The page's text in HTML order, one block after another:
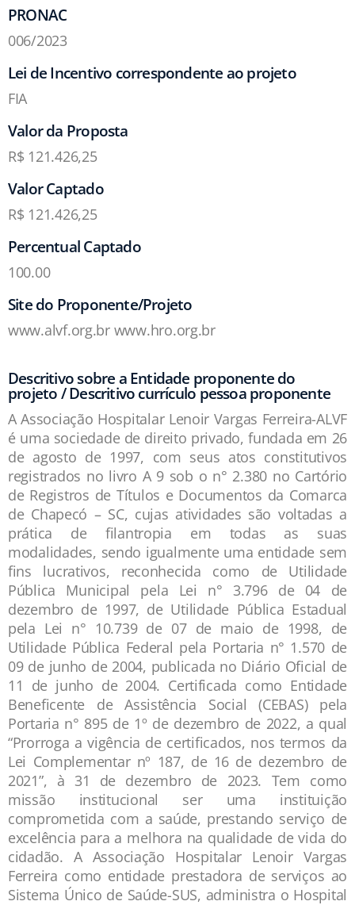
PRONAC
006/2023
Lei de Incentivo correspondente ao projeto
FIA
Valor da Proposta
R$ 121.426,25
Valor Captado
R$ 121.426,25
Percentual Captado
100.00
Site do Proponente/Projeto
www.alvf.org.br www.hro.org.br
Descritivo sobre a Entidade proponente do
projeto / Descritivo currículo pessoa proponente
A Associação Hospitalar Lenoir Vargas Ferreira-ALVF
é uma sociedade de direito privado, fundada em 26
de agosto de 1997, com seus atos constitutivos
registrados no livro A 9 sob o n° 2.380 no Cartório
de Registros de Títulos e Documentos da Comarca
de Chapecó – SC, cujas atividades são voltadas a
prática de filantropia em todas as suas
modalidades, sendo igualmente uma entidade sem
fins lucrativos, reconhecida como de Utilidade
Pública Municipal pela Lei n° 3.796 de 04 de
dezembro de 1997, de Utilidade Pública Estadual
pela Lei n° 10.739 de 07 de maio de 1998, de
Utilidade Pública Federal pela Portaria n° 1.570 de
09 de junho de 2004, publicada no Diário Oficial de
11 de junho de 2004. Certificada como Entidade
Beneficente de Assistência Social (CEBAS) pela
Portaria n° 895 de 1º de dezembro de 2022, a qual
“Prorroga a vigência de certificados, nos termos da
Lei Complementar nº 187, de 16 de dezembro de
2021”, à 31 de dezembro de 2023. Tem como
missão institucional ser uma instituição
comprometida com a saúde, prestando serviço de
excelência para a melhora na qualidade de vida do
cidadão. A Associação Hospitalar Lenoir Vargas
Ferreira como entidade prestadora de serviços ao
Sistema Único de Saúde-SUS, administra o Hospital